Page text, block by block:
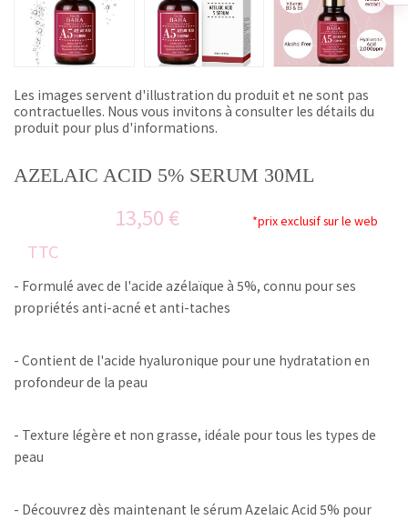
Les images servent d'illustration du produit et ne sont pas
contractuelles. Nous vous invitons à consulter les détails du
produit pour plus d'informations.
AZELAIC ACID 5% SERUM 30ML
13,50 € *prix exclusif sur le web
TTC
- Formulé avec de l'acide azélaïque à 5%, connu pour ses
propriétés anti-acné et anti-taches
- Contient de l'acide hyaluronique pour une hydratation en
profondeur de la peau
- Texture légère et non grasse, idéale pour tous les types de
peau
- Découvrez dès maintenant le sérum Azelaic Acid 5% pour